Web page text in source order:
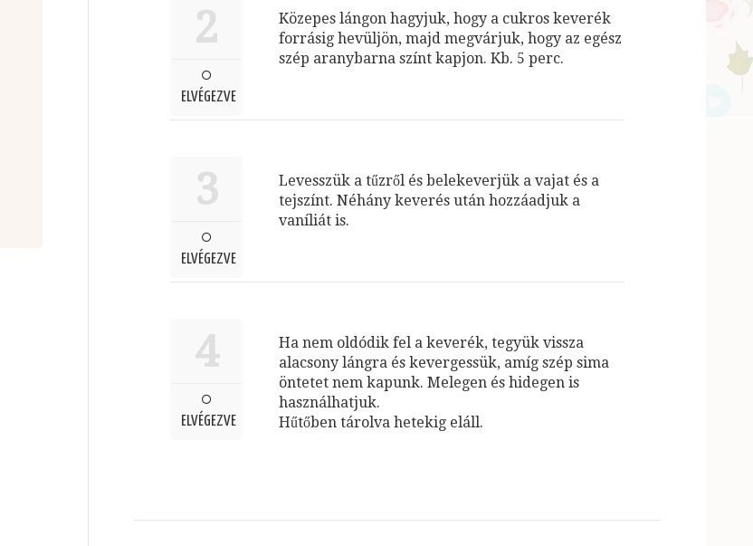
2
ELVÉGEZVE
Közepes lángon hagyjuk, hogy a cukros keverék
forrásig hevüljön, majd megvárjuk, hogy az egész
szép aranybarna színt kapjon. Kb. 5 perc.
3
ELVÉGEZVE
Levesszük a tűzről és belekeverjük a vajat és a
tejszínt. Néhány keverés után hozzáadjuk a
vaníliát is.
4
ELVÉGEZVE
Ha nem oldódik fel a keverék, tegyük vissza
alacsony lángra és kevergessük, amíg szép sima
öntetet nem kapunk. Melegen és hidegen is
használhatjuk.
Hűtőben tárolva hetekig eláll.